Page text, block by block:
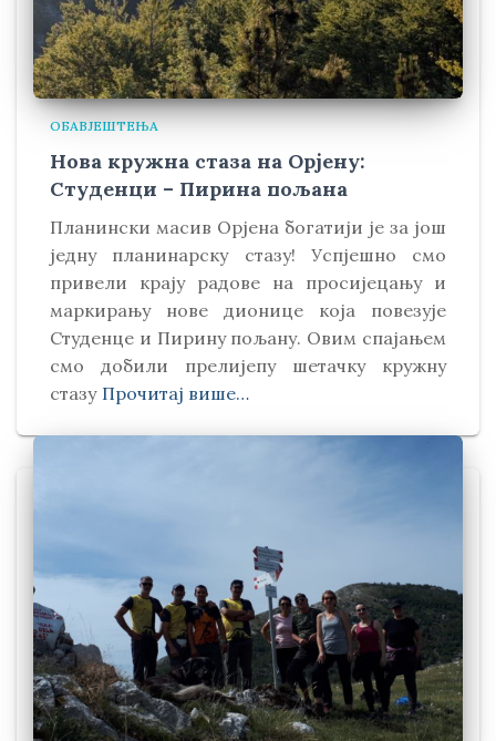
ОБАВЈЕШТЕЊА
Нова кружна стаза на Орјену:
Студенци – Пирина пољана
Планински масив Орјена богатији је за још
једну планинарску стазу! Успјешно смо
привели крају радове на просијецању и
маркирању нове дионице која повезује
Студенце и Пирину пољану. Овим спајањем
смо добили прелијепу шетачку кружну
стазу Прочитај више…